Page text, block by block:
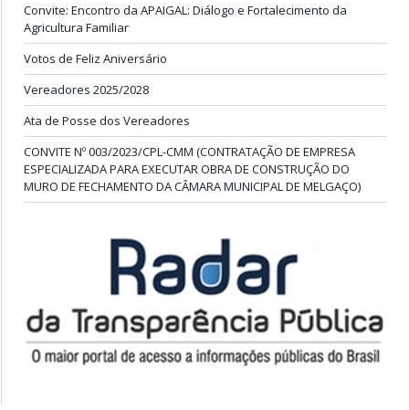
Convite: Encontro da APAIGAL: Diálogo e Fortalecimento da
Agricultura Familiar
Votos de Feliz Aniversário
Vereadores 2025/2028
Ata de Posse dos Vereadores
CONVITE Nº 003/2023/CPL-CMM (CONTRATAÇÃO DE EMPRESA
ESPECIALIZADA PARA EXECUTAR OBRA DE CONSTRUÇÃO DO
MURO DE FECHAMENTO DA CÂMARA MUNICIPAL DE MELGAÇO)